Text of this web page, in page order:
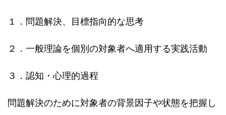
１．問題解決、目標指向的な思考
２．一般理論を個別の対象者へ適用する実践活動
３．認知・心理的過程
問題解決のために対象者の背景因子や状態を把握し